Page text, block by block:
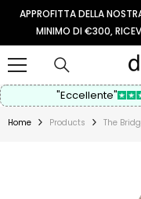
VAI AL CONTENUTO
APPROFITTA DELLA
MINIMO DI €300,
"Eccellente"
Home Products The